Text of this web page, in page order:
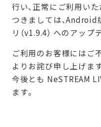
行い、正常にご利用い
つきましては、Android
リ（v1.9.4） へのアッ
ご利用のお客様にはご
よりお詫び申し上げます
今後とも NeSTREAM
ます。